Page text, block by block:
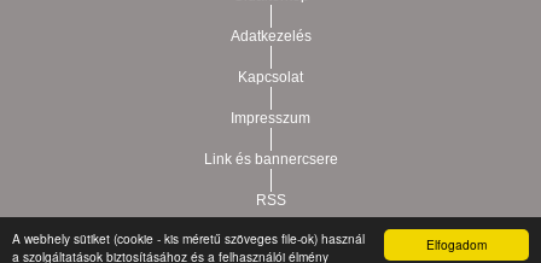
Elfogadom
A webhely sütiket (cookie - kis méretű szöveges file-ok) használ
a szolgáltatások biztosításához és a felhasználói élmény
Adatkezelés
Kapcsolat
Impresszum
Link és bannercsere
RSS
Copyright © 2021.Vár-Köz Kft. - Ingatlan nyilvántartó, ügyviteli és